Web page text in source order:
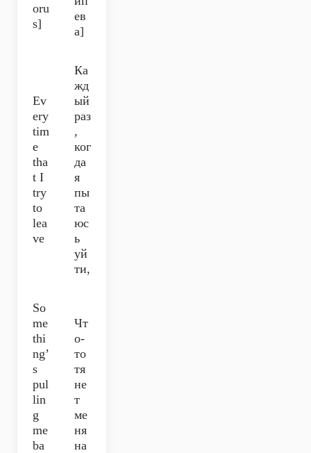
oru
s]
ев
а]
Ev
ery
tim
e
tha
t I
try
to
lea
ve
Ка
жд
ый
раз
,
ког
да
я
пы
та
юс
ь
уй
ти,
So
me
thi
ng’
s
pul
lin
g
me
ba
Чт
о-
то
тя
не
т
ме
ня
на